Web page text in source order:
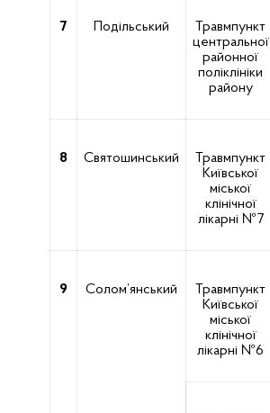
7 Подільський
Травмпункт
центральної
районної
поліклініки
району
8 Святошинський
Травмпункт
Київської
міської
клінічної
лікарні №7
9 Солом’янський
Травмпункт
Київської
міської
клінічної
лікарні №6